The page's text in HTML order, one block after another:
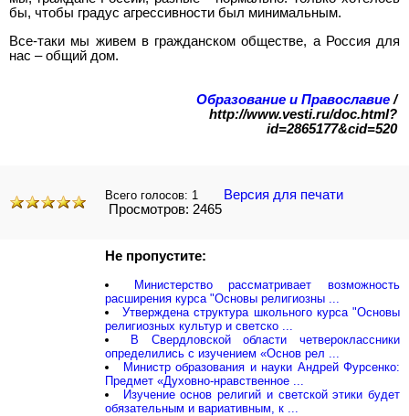
бы, чтобы градус агрессивности был минимальным.
Все-таки мы живем в гражданском обществе, а Россия для
нас – общий дом.
Образование и Православие /
http://www.vesti.ru/doc.html?
id=2865177&cid=520
Всего голосов: 1
Версия для печати
Просмотров: 2465
Не пропустите:
Министерство рассматривает возможность
расширения курса "Основы религиозны ...
Утверждена структура школьного курса "Основы
религиозных культур и светско ...
В Свердловской области четвероклассники
определились с изучением «Основ рел ...
Министр образования и науки Андрей Фурсенко:
Предмет «Духовно-нравственное ...
Изучение основ религий и светской этики будет
обязательным и вариативным, к ...